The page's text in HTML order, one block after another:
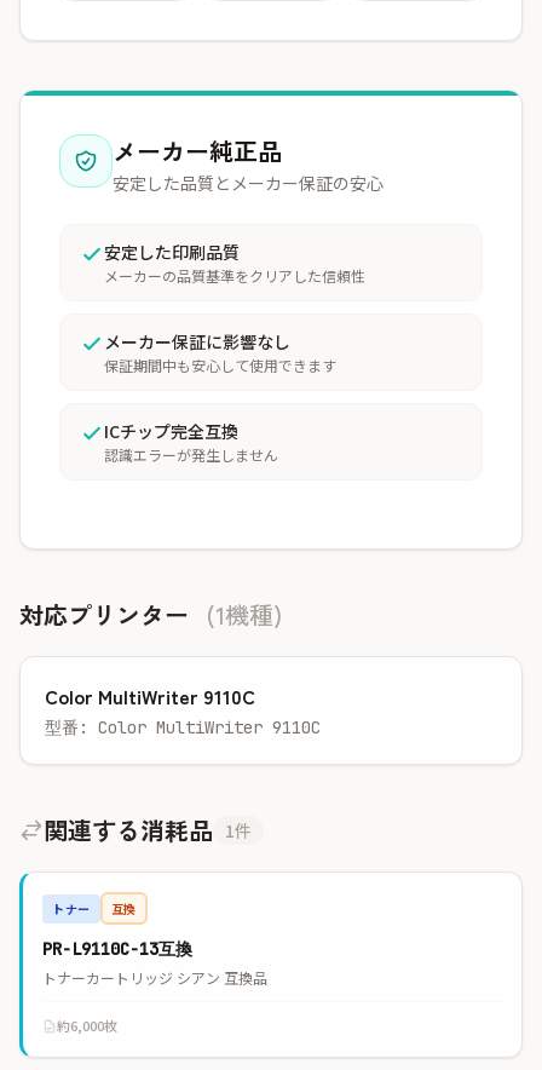
メーカー純正品
安定した品質とメーカー保証の安心
安定した印刷品質
メーカーの品質基準をクリアした信頼性
メーカー保証に影響なし
保証期間中も安心して使用できます
ICチップ完全互換
認識エラーが発生しません
対応プリンター (1機種)
Color MultiWriter 9110C
型番: Color MultiWriter 9110C
関連する消耗品 1件
トナー 互換
PR-L9110C-13互換
トナーカートリッジ シアン 互換品
約6,000枚